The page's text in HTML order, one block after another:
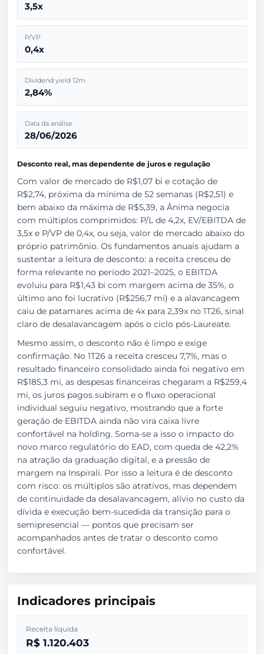
3,5x
P/VP
0,4x
Dividend yield 12m
2,84%
Data da análise
28/06/2026
Desconto real, mas dependente de juros e regulação
Com valor de mercado de R$1,07 bi e cotação de
R$2,74, próxima da mínima de 52 semanas (R$2,51) e
bem abaixo da máxima de R$5,39, a Ânima negocia
com múltiplos comprimidos: P/L de 4,2x, EV/EBITDA de
3,5x e P/VP de 0,4x, ou seja, valor de mercado abaixo do
próprio patrimônio. Os fundamentos anuais ajudam a
sustentar a leitura de desconto: a receita cresceu de
forma relevante no período 2021–2025, o EBITDA
evoluiu para R$1,43 bi com margem acima de 35%, o
último ano foi lucrativo (R$256,7 mi) e a alavancagem
caiu de patamares acima de 4x para 2,39x no 1T26, sinal
claro de desalavancagem após o ciclo pós-Laureate.
Mesmo assim, o desconto não é limpo e exige
confirmação. No 1T26 a receita cresceu 7,7%, mas o
resultado financeiro consolidado ainda foi negativo em
R$185,3 mi, as despesas financeiras chegaram a R$259,4
mi, os juros pagos subiram e o fluxo operacional
individual seguiu negativo, mostrando que a forte
geração de EBITDA ainda não vira caixa livre
confortável na holding. Soma-se a isso o impacto do
novo marco regulatório do EAD, com queda de 42,2%
na atração da graduação digital, e a pressão de
margem na Inspirali. Por isso a leitura é de desconto
com risco: os múltiplos são atrativos, mas dependem
de continuidade da desalavancagem, alívio no custo da
dívida e execução bem-sucedida da transição para o
semipresencial — pontos que precisam ser
acompanhados antes de tratar o desconto como
confortável.
Indicadores principais
Receita líquida
R$ 1.120.403